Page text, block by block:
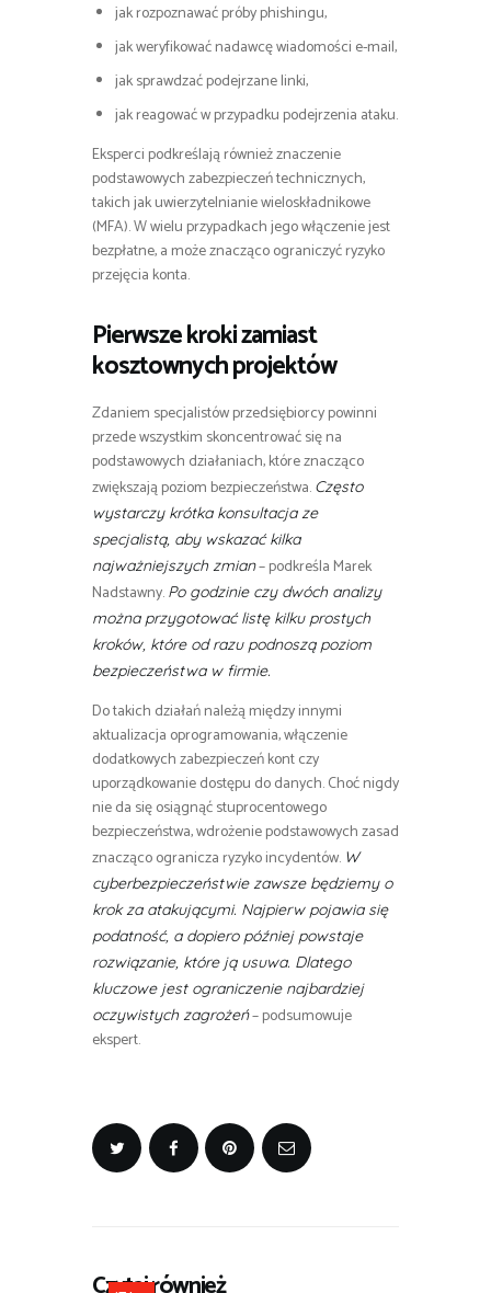
jak rozpoznawać próby phishingu,
jak weryfikować nadawcę wiadomości e-mail,
jak sprawdzać podejrzane linki,
jak reagować w przypadku podejrzenia ataku.
Eksperci podkreślają również znaczenie
podstawowych zabezpieczeń technicznych,
takich jak uwierzytelnianie wieloskładnikowe
(MFA). W wielu przypadkach jego włączenie jest
bezpłatne, a może znacząco ograniczyć ryzyko
przejęcia konta.
Pierwsze kroki zamiast
kosztownych projektów
Zdaniem specjalistów przedsiębiorcy powinni
przede wszystkim skoncentrować się na
podstawowych działaniach, które znacząco
zwiększają poziom bezpieczeństwa. Często
wystarczy krótka konsultacja ze
specjalistą, aby wskazać kilka
najważniejszych zmian– podkreśla Marek
Nadstawny. Po godzinie czy dwóch analizy
można przygotować listę kilku prostych
kroków, które od razu podnoszą poziom
bezpieczeństwa w firmie.
Do takich działań należą między innymi
aktualizacja oprogramowania, włączenie
dodatkowych zabezpieczeń kont czy
uporządkowanie dostępu do danych. Choć nigdy
nie da się osiągnąć stuprocentowego
bezpieczeństwa, wdrożenie podstawowych zasad
znacząco ogranicza ryzyko incydentów. W
cyberbezpieczeństwie zawsze będziemy o
krok za atakującymi. Najpierw pojawia się
podatność, a dopiero później powstaje
rozwiązanie, które ją usuwa. Dlatego
kluczowe jest ograniczenie najbardziej
oczywistych zagrożeń– podsumowuje
ekspert.